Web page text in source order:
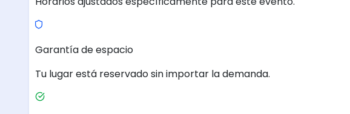
Garantía de espacio
Tu lugar está reservado sin importar la demanda.